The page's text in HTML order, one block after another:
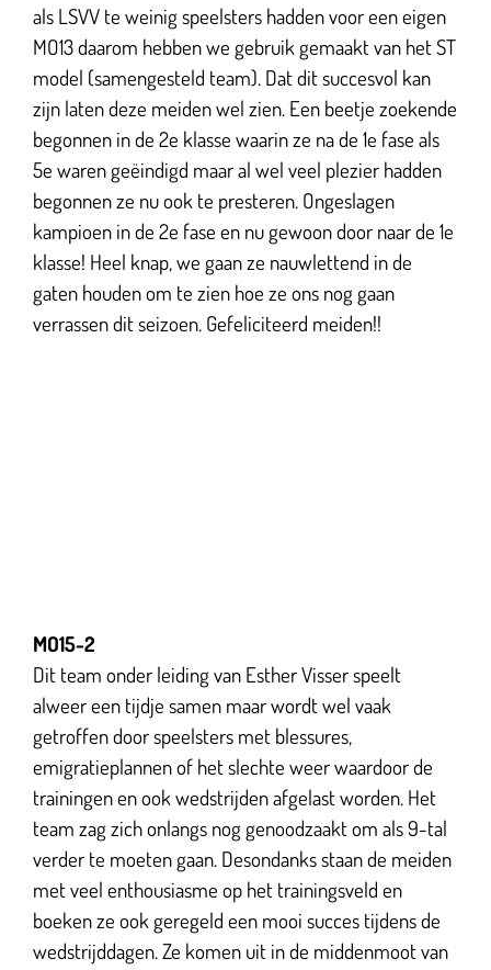
als LSVV te weinig speelsters hadden voor een eigen
MO13 daarom hebben we gebruik gemaakt van het ST
model (samengesteld team). Dat dit succesvol kan
zijn laten deze meiden wel zien. Een beetje zoekende
begonnen in de 2e klasse waarin ze na de 1e fase als
5e waren geëindigd maar al wel veel plezier hadden
begonnen ze nu ook te presteren. Ongeslagen
kampioen in de 2e fase en nu gewoon door naar de 1e
klasse! Heel knap, we gaan ze nauwlettend in de
gaten houden om te zien hoe ze ons nog gaan
verrassen dit seizoen. Gefeliciteerd meiden!!
MO15-2
Dit team onder leiding van Esther Visser speelt
alweer een tijdje samen maar wordt wel vaak
getroffen door speelsters met blessures,
emigratieplannen of het slechte weer waardoor de
trainingen en ook wedstrijden afgelast worden. Het
team zag zich onlangs nog genoodzaakt om als 9-tal
verder te moeten gaan. Desondanks staan de meiden
met veel enthousiasme op het trainingsveld en
boeken ze ook geregeld een mooi succes tijdens de
wedstrijddagen. Ze komen uit in de middenmoot van